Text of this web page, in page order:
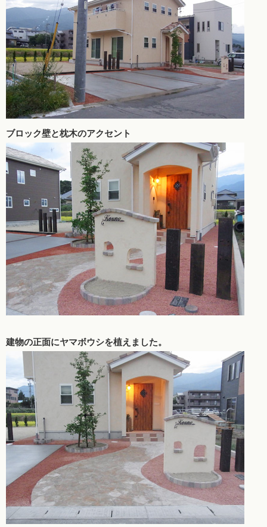
ブロック壁と枕木のアクセント
建物の正面にヤマボウシを植えました。